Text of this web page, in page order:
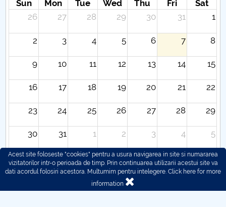
Sun Mon Tue Wed Thu Fri
Sat
26
27 28 29 30 31 1
2 3 4 5 6 7 8
9 10 11 12 13 14 15
16 17 18 19 20 21 22
23 24 25 26 27 28 29
30 31 1 2 3 4 5
Acest site foloseste "cookies" pentru a usura navigarea in site si numararea
vizitatorilor intr-o perioada de timp. Prin continuarea utilizarii acestui site va
dati acordul folosiri acestora. Multumim pentru intelegere. Click here for more
information